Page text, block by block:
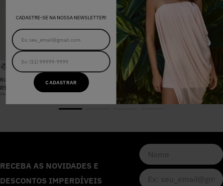
CADASTRE-SE NA NOSSA NEWSLETTER!
CADASTRAR
BLUSA SANDRA FLORAL CANDY
R$
ou sem juros
CALÇA SANDRA FLORAL CANDY
00
112 sem juros
RECEBA AS NOVIDADES E
DESCONTOS IMPERDÍVEIS